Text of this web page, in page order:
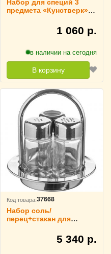
Набор для специй 3
предмета «Кунстверк»
1 060 р.
в наличии на сегодня
В корзину
Код товара:37668
Набор соль/
перец+стакан для
Frabosk 31711735 340 р.